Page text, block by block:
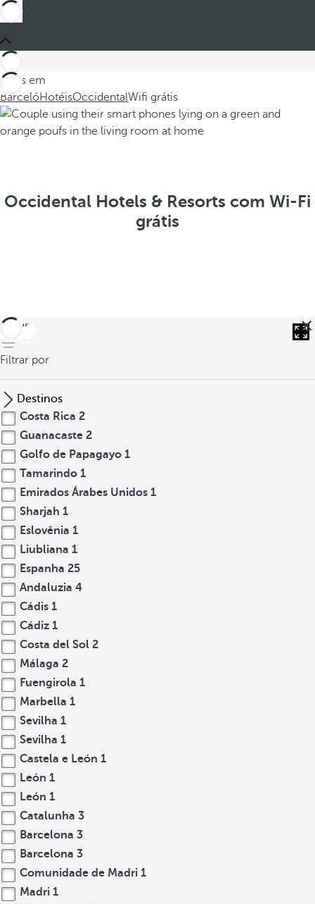
Estes em
BarcelóHotéisOccidentalWifi grátis
Occidental Hotels & Resorts com Wi-Fi
grátis
voltar
Filtrar por
Destinos
Costa Rica 2
Guanacaste 2
Golfo de Papagayo 1
Tamarindo 1
Emirados Árabes Unidos 1
Sharjah 1
Eslovênia 1
Liubliana 1
Espanha 25
Andaluzia 4
Cádis 1
Cádiz 1
Costa del Sol 2
Málaga 2
Fuengirola 1
Marbella 1
Sevilha 1
Sevilha 1
Castela e León 1
León 1
León 1
Catalunha 3
Barcelona 3
Barcelona 3
Comunidade de Madri 1
Madri 1